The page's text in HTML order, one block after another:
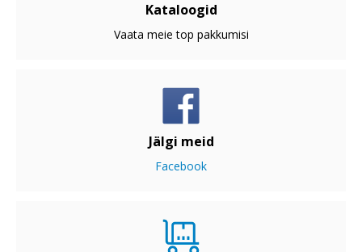
Kataloogid
Vaata meie top pakkumisi
Jälgi meid
Facebook